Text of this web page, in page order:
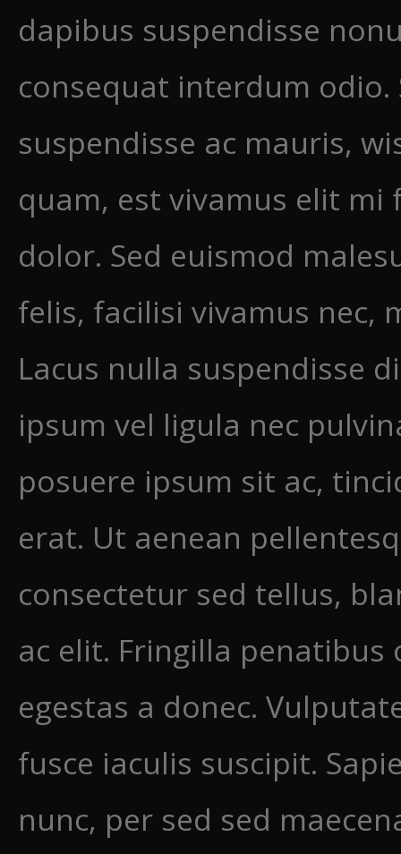
dapibus suspendisse
consequat interdum odio.
suspendisse ac mauris,
quam, est vivamus elit
dolor. Sed euismod
felis, facilisi vivamus nec,
Lacus nulla suspendisse
ipsum vel ligula nec
posuere ipsum sit ac,
erat. Ut aenean
consectetur sed tellus,
ac elit. Fringilla
egestas a donec.
fusce iaculis suscipit.
nunc, per sed sed